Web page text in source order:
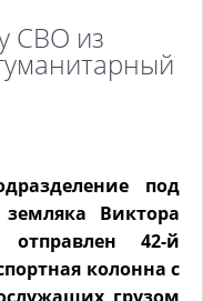
СВО из
под
Виктора
отправлен 42-й
колонна с